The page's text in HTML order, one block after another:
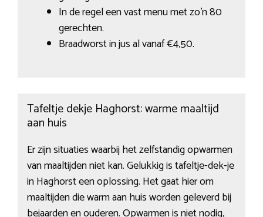
In de regel een vast menu met zo’n 80
gerechten.
Braadworst in jus al vanaf €4,50.
Tafeltje dekje Haghorst: warme maaltijd
aan huis
Er zijn situaties waarbij het zelfstandig opwarmen
van maaltijden niet kan. Gelukkig is tafeltje-dek-je
in Haghorst een oplossing. Het gaat hier om
maaltijden die warm aan huis worden geleverd bij